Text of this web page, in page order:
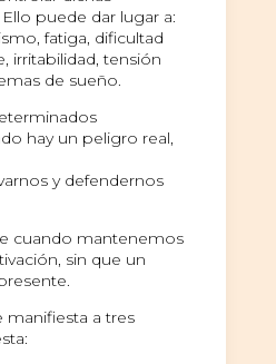
puede dar lugar a:
fatiga, dificultad
irritabilidad, tensión
de sueño.
hay un peligro real,
y defendernos
cuando mantenemos
sin que un
manifiesta a tres